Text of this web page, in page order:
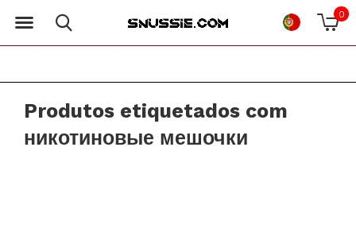
0
Produtos etiquetados com
никотиновые мешочки